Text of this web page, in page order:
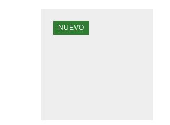
NUEVO